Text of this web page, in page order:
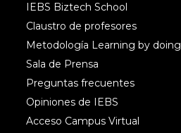
IEBS Biztech School
Claustro de profesores
Metodología Learning by doing
Sala de Prensa
Preguntas frecuentes
Opiniones de IEBS
Acceso Campus Virtual